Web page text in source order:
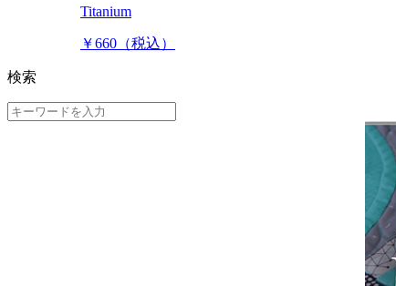
Titanium
￥660 （税込）
検索